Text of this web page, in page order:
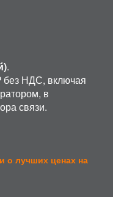
.
без НДС, включая
в
связи.
о лучших ценах на